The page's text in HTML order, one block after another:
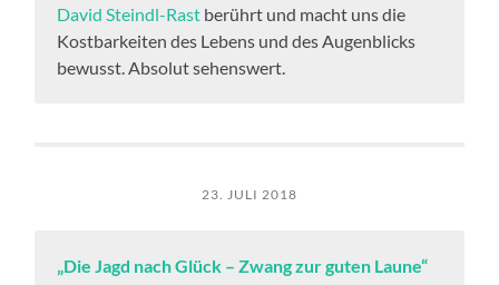
David Steindl-Rast berührt und macht uns die
Kostbarkeiten des Lebens und des Augenblicks
bewusst. Absolut sehenswert.
23. JULI 2018
„Die Jagd nach Glück – Zwang zur guten Laune“